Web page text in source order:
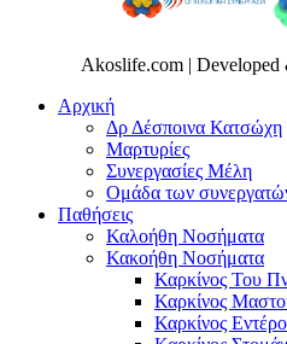
Akoslife.com | Developed
Αρχική
Δρ Δέσποινα Κατσώχη
Μαρτυρίες
Συνεργασίες Μέλη
Ομάδα των
Παθήσεις
Καλοήθη Νοσήματα
Κακοήθη Νοσήματα
Καρκίνος Του
Καρκίνος
Καρκίνος